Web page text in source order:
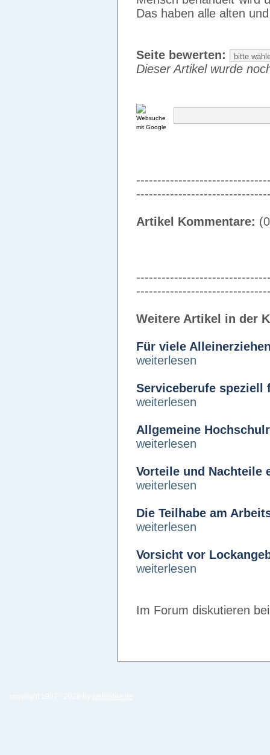
Das haben alle alten
Seite bewerten:
Dieser Artikel wurde
Artikel Kommentare:
Weitere Artikel in der
Für viele
weiterlesen
Serviceberufe speziell
weiterlesen
Allgemeine
weiterlesen
Vorteile und Nachteile
weiterlesen
Die Teilhabe am
weiterlesen
Vorsicht vor
weiterlesen
Im Forum diskutieren